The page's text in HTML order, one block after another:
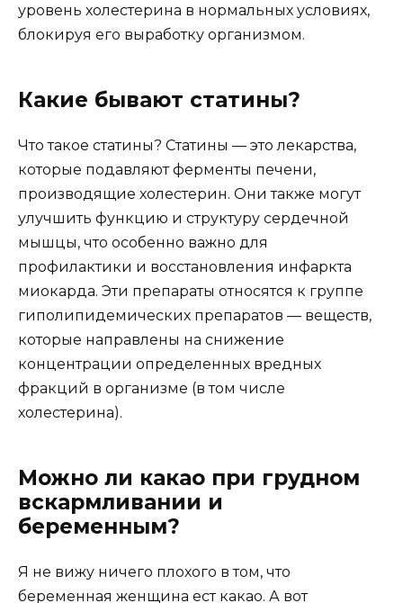
уровень холестерина в нормальных условиях,
блокируя его выработку организмом.
Какие бывают статины?
Что такое статины? Статины — это лекарства,
которые подавляют ферменты печени,
производящие холестерин. Они также могут
улучшить функцию и структуру сердечной
мышцы, что особенно важно для
профилактики и восстановления инфаркта
миокарда. Эти препараты относятся к группе
гиполипидемических препаратов — веществ,
которые направлены на снижение
концентрации определенных вредных
фракций в организме (в том числе
холестерина).
Можно ли какао при грудном
вскармливании и
беременным?
Я не вижу ничего плохого в том, что
беременная женщина ест какао. А вот